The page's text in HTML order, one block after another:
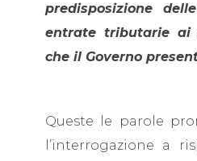
predisposizione
entrate tributarie ai
che il Governo
Queste le parole
l’interrogazione a